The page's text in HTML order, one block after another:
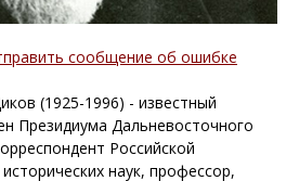
сообщение об ошибке
(1925-1996) - известный
Президиума Дальневосточного
Российской
наук, профессор,